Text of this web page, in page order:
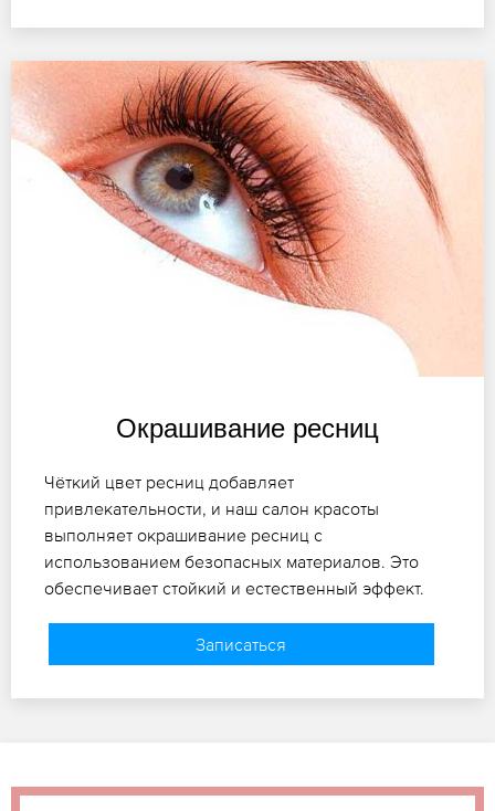
Окрашивание ресниц
Чёткий цвет ресниц добавляет
привлекательности, и наш салон красоты
выполняет окрашивание ресниц с
использованием безопасных материалов. Это
обеспечивает стойкий и естественный эффект.
Записаться